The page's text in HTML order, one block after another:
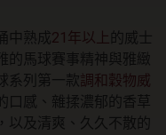
中熟成21年以上 的威士
的馬球賽事精神與雅緻
系列第一款調和穀物威
口感、雜揉濃郁的香草
以及清爽、久久不散的